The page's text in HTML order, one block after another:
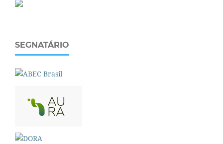
SEGNATÁRIO